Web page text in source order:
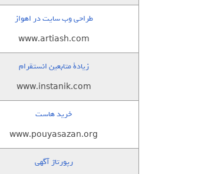
طراحی وب سایت در اهواز
www.artiash.com
زيادة متابعين انستقرام
www.instanik.com
خرید هاست
www.pouyasazan.org
رپورتاژ آگهی